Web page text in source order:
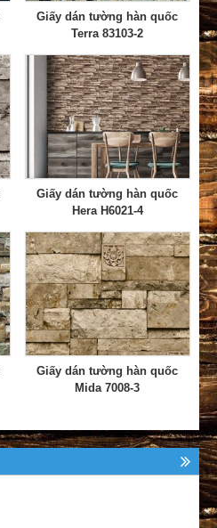
Giấy dán tường hàn quốc
Terra 83103-2
Giấy dán tường hàn quốc
Hera H6021-4
Giấy dán tường hàn quốc
Mida 7008-3